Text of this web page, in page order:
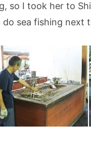
so I took her to
sea fishing next